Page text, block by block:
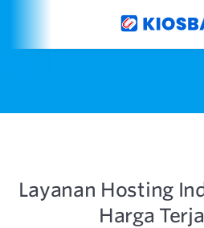
Layanan Hosting
Harga